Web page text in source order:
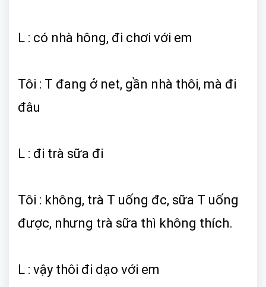
L : có nhà hông, đi chơi với em
Tôi : T đang ở net, gần nhà thôi, mà đi
đâu
L : đi trà sữa đi
Tôi : không, trà T uống đc, sữa T uống
được, nhưng trà sữa thì không thích.
L : vậy thôi đi dạo với em